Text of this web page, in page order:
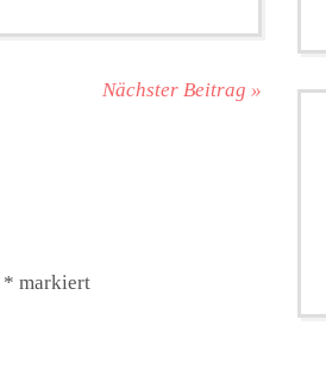
Nächster Beitrag »
* markiert